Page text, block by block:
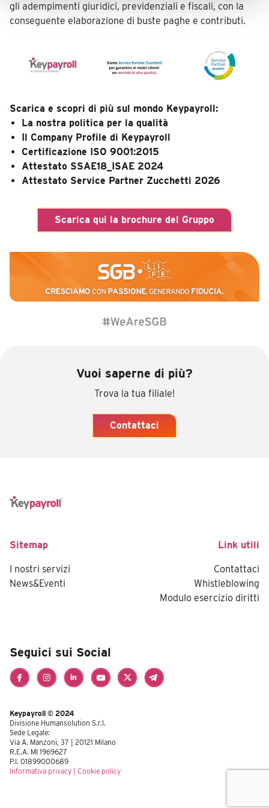
gli adempimenti giuridici, previdenziali e fiscali, con la
conseguente elaborazione di buste paghe e contributi.
Scarica e scopri di più sul mondo Keypayroll:
La nostra politica per la qualità
Il Company Profile di Keypayroll
Certificazione ISO 9001:2015
Attestato SSAE18_ISAE 2024
Attestato Service Partner Zucchetti 2026
Scarica qui la brochure del Gruppo
Vuoi saperne di più?
Trova la tua filiale!
Contattaci
Sitemap
I nostri servizi
News&Eventi
Link utili
Contattaci
Whistleblowing
Modulo esercizio diritti
Seguici sui Social
Keypayroll © 2024
Divisione Humansolution S.r.l.
Sede Legale:
Via A. Manzoni, 37 | 20121 Milano
R.E.A. MI 1969627
P.I. 01899000689
Informativa privacy
Cookie policy